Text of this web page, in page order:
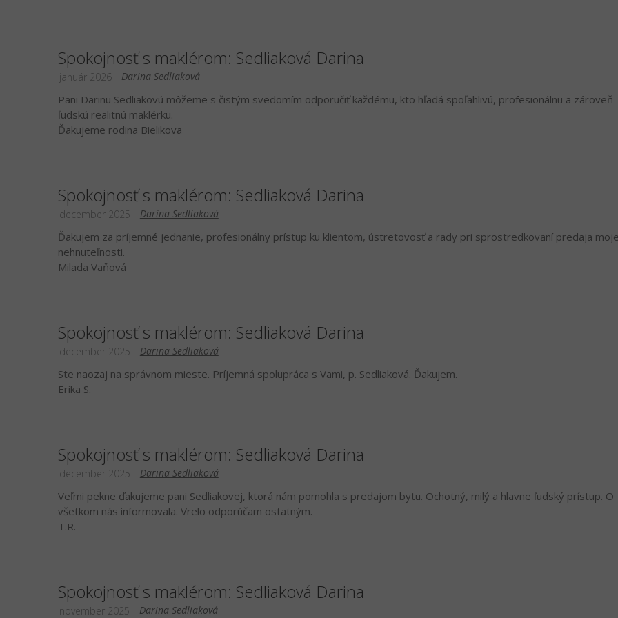
Spokojnosť s maklérom: Sedliaková Darina
Darina Sedliaková
január 2026
Pani Darinu Sedliakovú môžeme s čistým svedomím odporučiť každému, kto hľadá spoľahlivú, profesionálnu a zároveň
ľudskú realitnú maklérku.
Ďakujeme rodina Bielikova
Spokojnosť s maklérom: Sedliaková Darina
Darina Sedliaková
december 2025
Ďakujem za príjemné jednanie, profesionálny prístup ku klientom, ústretovosť a rady pri sprostredkovaní predaja
nehnuteľnosti.
Milada Vaňová
Spokojnosť s maklérom: Sedliaková Darina
Darina Sedliaková
december 2025
Ste naozaj na správnom mieste. Príjemná spolupráca s Vami, p. Sedliaková. Ďakujem.
Erika S.
Spokojnosť s maklérom: Sedliaková Darina
Darina Sedliaková
december 2025
Veľmi pekne ďakujeme pani Sedliakovej, ktorá nám pomohla s predajom bytu. Ochotný, milý a hlavne ľudský prístup. O
všetkom nás informovala. Vrelo odporúčam ostatným.
T.R.
Spokojnosť s maklérom: Sedliaková Darina
Darina Sedliaková
november 2025